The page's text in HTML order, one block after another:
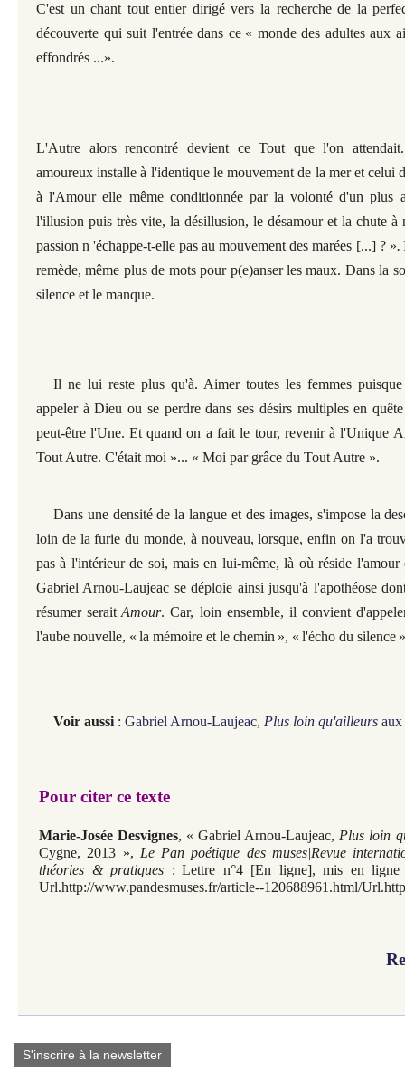
C'est un chant tout entier dirigé vers la recherche de la
découverte qui suit l'entrée dans ce « monde des adultes aux
effondrés ...».
L'Autre alors rencontré devient ce Tout que l'on
amoureux installe à l'identique le mouvement de la mer et celui
à l'Amour elle même conditionnée par la volonté d'un plus
l'illusion puis très vite, la désillusion, le désamour et la chute à
passion n 'échappe-t-elle pas au mouvement des marées [...] ? ».
remède, même plus de mots pour p(e)anser les maux. Dans la
silence et le manque.
Il ne lui reste plus qu'à. Aimer toutes les femmes
appeler à Dieu ou se perdre dans ses désirs multiples en
peut-être l'Une. Et quand on a fait le tour, revenir à l'Unique
Tout Autre. C'était moi »... « Moi par grâce du Tout Autre ».
Dans une densité de la langue et des images, s'impose la
loin de la furie du monde, à nouveau, lorsque, enfin on l'a
pas à l'intérieur de soi, mais en lui-même, là où réside l'amour
Gabriel Arnou-Laujeac se déploie ainsi jusqu'à l'apothéose
résumer serait Amour. Car, loin ensemble, il convient
l'aube nouvelle, « la mémoire et le chemin », « l'écho du silence
Voir aussi: Gabriel Arnou-Laujeac, Plus loin qu'ailleursaux
Pour citer ce texte
Marie-Josée Desvignes, « Gabriel Arnou-Laujeac, Plus loin
Cygne, 2013 », Le Pan poétique des muses|Revue
théories & pratiques : Lettre n°4[En ligne], mis en ligne
Url.http://www.pandesmuses.fr/article--120688961.html/
S'inscrire à la newsletter